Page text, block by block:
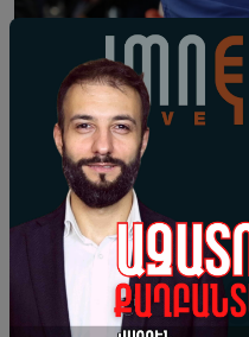
03-10-2025 15:53
Սրբազանի և մյուս
բանտարկվածների
նախևառաջ պիտի
ժողովուրդը